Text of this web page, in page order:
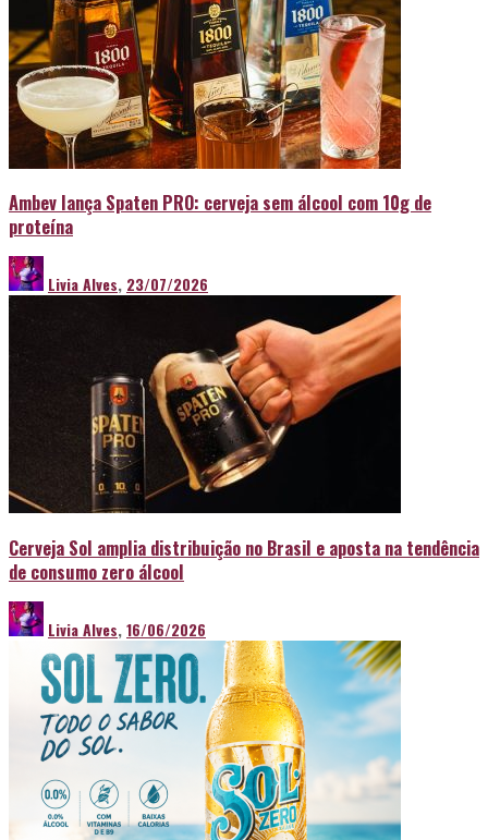
Ambev lança Spaten PRO: cerveja sem álcool com 10g de
proteína
Livia Alves, 23/07/2026
Cerveja Sol amplia distribuição no Brasil e aposta na tendência
de consumo zero álcool
Livia Alves,16/06/2026